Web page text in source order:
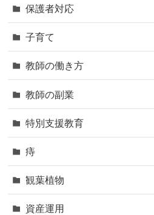
保護者対応
子育て
教師の働き方
教師の副業
特別支援教育
痔
観葉植物
資産運用